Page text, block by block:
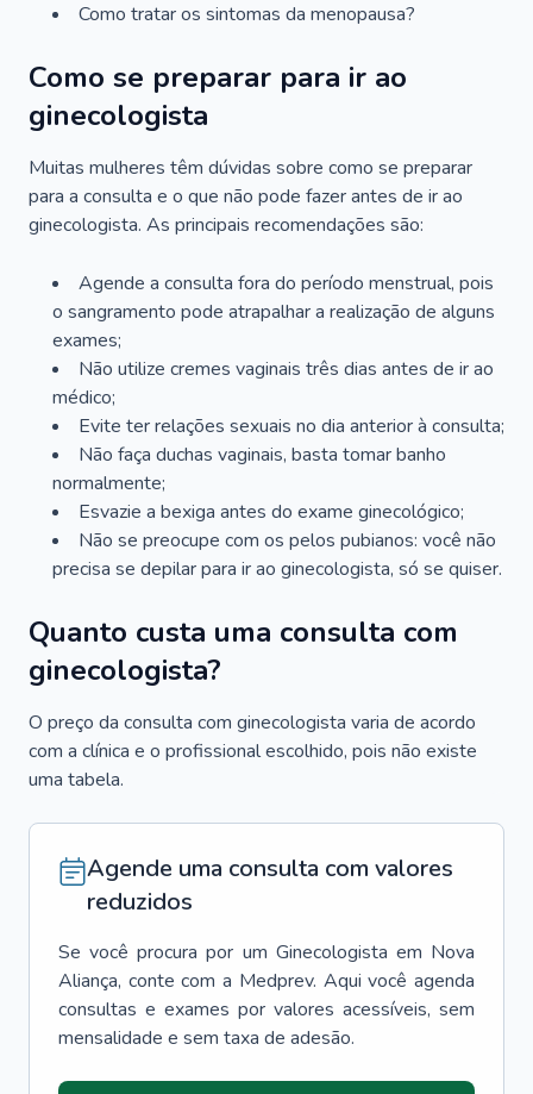
Como tratar os sintomas da menopausa?
Como se preparar para ir ao
ginecologista
Muitas mulheres têm dúvidas sobre como se preparar
para a consulta e o que não pode fazer antes de ir ao
ginecologista. As principais recomendações são:
Agende a consulta fora do período menstrual, pois
o sangramento pode atrapalhar a realização de alguns
exames;
Não utilize cremes vaginais três dias antes de ir ao
médico;
Evite ter relações sexuais no dia anterior à consulta;
Não faça duchas vaginais, basta tomar banho
normalmente;
Esvazie a bexiga antes do exame ginecológico;
Não se preocupe com os pelos pubianos: você não
precisa se depilar para ir ao ginecologista, só se quiser.
Quanto custa uma consulta com
ginecologista?
O preço da consulta com ginecologista varia de acordo
com a clínica e o profissional escolhido, pois não existe
uma tabela.
Agende uma consulta com valores
reduzidos
Se você procura por um Ginecologista em Nova
Aliança, conte com a Medprev. Aqui você agenda
consultas e exames por valores acessíveis, sem
mensalidade e sem taxa de adesão.